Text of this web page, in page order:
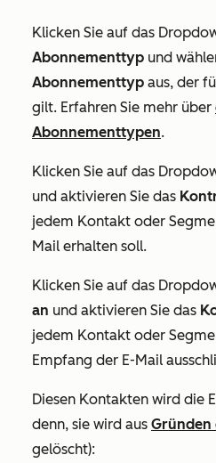
Klicken Sie auf das
Abonnementtyp und
Abonnementtyp aus, der
gilt. Erfahren Sie mehr über
Abonnementtypen.
Klicken Sie auf das
und aktivieren Sie das
jedem Kontakt oder
Mail erhalten soll.
Klicken Sie auf das
an und aktivieren Sie das
jedem Kontakt oder
Empfang der E-Mail
Diesen Kontakten wird die
denn, sie wird aus
gelöscht):